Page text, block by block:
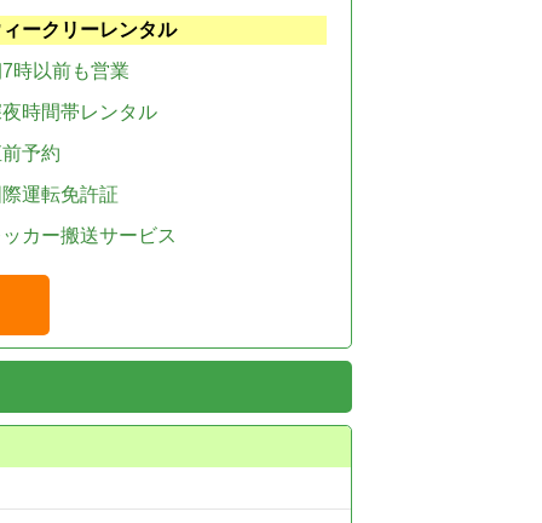
ークリーレンタル
時以前も営業
時間帯レンタル
予約
運転免許証
カー搬送サービス